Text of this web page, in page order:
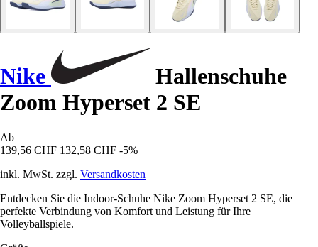
Nike
Hallenschuhe
Zoom Hyperset 2 SE
Ab
139,56 CHF 132,58 CHF -5%
inkl. MwSt. zzgl. Versandkosten
Entdecken Sie die Indoor-Schuhe Nike Zoom Hyperset 2 SE, die
perfekte Verbindung von Komfort und Leistung für Ihre
Volleyballspiele.